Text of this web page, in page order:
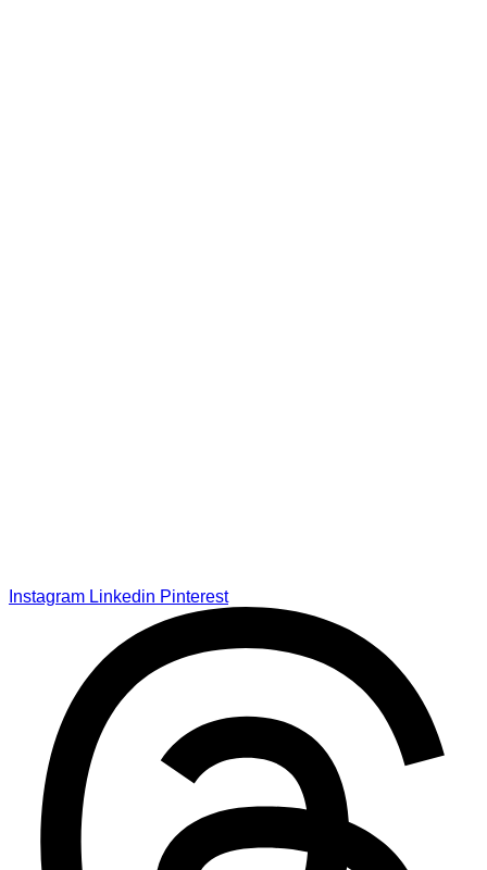
Instagram Linkedin Pinterest